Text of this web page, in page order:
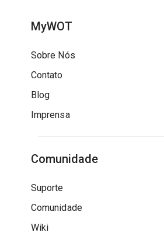
MyWOT
Sobre Nós
Contato
Blog
Imprensa
Comunidade
Suporte
Comunidade
Wiki